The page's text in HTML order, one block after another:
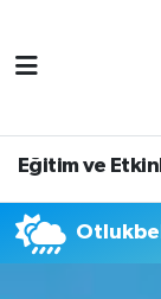
Eğitim ve
Nöbetçi